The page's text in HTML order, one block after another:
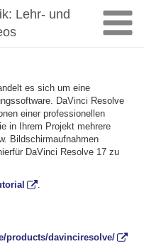
Lehr- und
es sich um eine
DaVinci Resolve
einer professionellen
in Ihrem Projekt mehrere
Bildschirmaufnahmen
DaVinci Resolve 17 zu
.
products/davinciresolve/